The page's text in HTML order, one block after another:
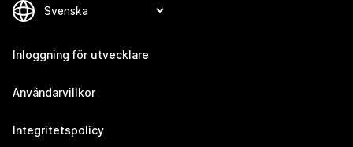
Inloggning för utvecklare
Användarvillkor
Integritetspolicy